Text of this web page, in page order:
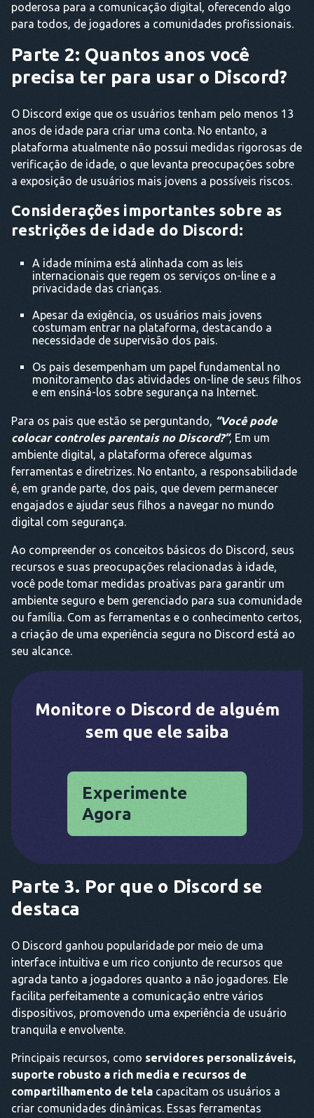
poderosa para a comunicação digital, oferecendo algo
para todos, de jogadores a comunidades profissionais.
Parte 2: Quantos anos você
precisa ter para usar o Discord?
O Discord exige que os usuários tenham pelo menos 13
anos de idade para criar uma conta. No entanto, a
plataforma atualmente não possui medidas rigorosas de
verificação de idade, o que levanta preocupações sobre
a exposição de usuários mais jovens a possíveis riscos.
Considerações importantes sobre as
restrições de idade do Discord:
A idade mínima está alinhada com as leis
internacionais que regem os serviços on-line e a
privacidade das crianças.
Apesar da exigência, os usuários mais jovens
costumam entrar na plataforma, destacando a
necessidade de supervisão dos pais.
Os pais desempenham um papel fundamental no
monitoramento das atividades on-line de seus filhos
e em ensiná-los sobre segurança na Internet.
Para os pais que estão se perguntando, “Você pode
colocar controles parentais no Discord?”, Em um
ambiente digital, a plataforma oferece algumas
ferramentas e diretrizes. No entanto, a responsabilidade
é, em grande parte, dos pais, que devem permanecer
engajados e ajudar seus filhos a navegar no mundo
digital com segurança.
Ao compreender os conceitos básicos do Discord, seus
recursos e suas preocupações relacionadas à idade,
você pode tomar medidas proativas para garantir um
ambiente seguro e bem gerenciado para sua comunidade
ou família. Com as ferramentas e o conhecimento certos,
a criação de uma experiência segura no Discord está ao
seu alcance.
Monitore o Discord de alguém
sem que ele saiba
Experimente
Agora
Parte 3. Por que o Discord se
destaca
O Discord ganhou popularidade por meio de uma
interface intuitiva e um rico conjunto de recursos que
agrada tanto a jogadores quanto a não jogadores. Ele
facilita perfeitamente a comunicação entre vários
dispositivos, promovendo uma experiência de usuário
tranquila e envolvente.
Principais recursos, como servidores personalizáveis,
suporte robusto a rich media e recursos de
compartilhamento de tela capacitam os usuários a
criar comunidades dinâmicas. Essas ferramentas